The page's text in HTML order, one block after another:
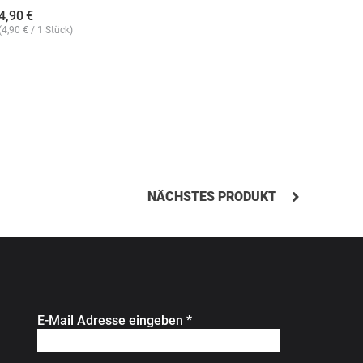
€
(4,90 € / 1 Stück)
NÄCHSTES PRODUKT
E-Mail Adresse eingeben *